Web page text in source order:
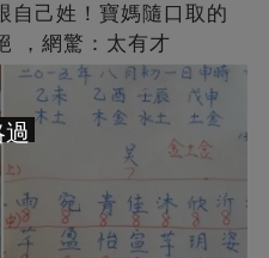
自己姓！寶媽隨口取的
，網驚：太有才
過